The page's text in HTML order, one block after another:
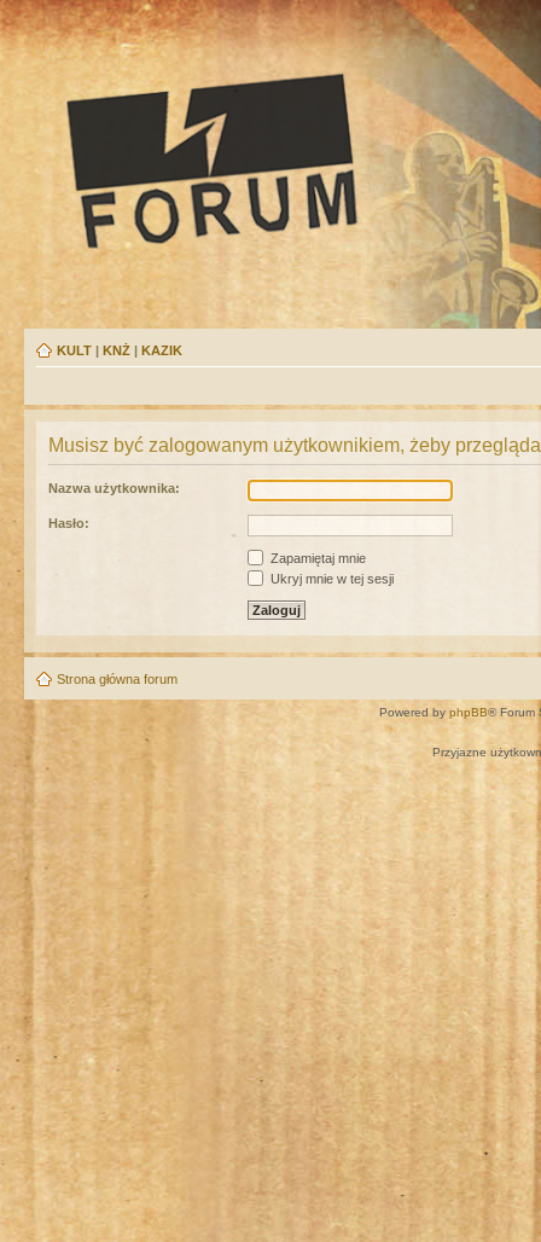
KULT | KNŻ | KAZIK
Musisz być zalogowanym użytkownikiem, żeby
Nazwa użytkownika:
Hasło:
Zapamiętaj mnie
Ukryj mnie w tej sesji
Strona główna forum
Powered by phpBB® Forum
Przyjazne